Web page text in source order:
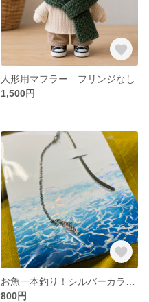
人形用マフラー フリンジなし
1,500円
800円